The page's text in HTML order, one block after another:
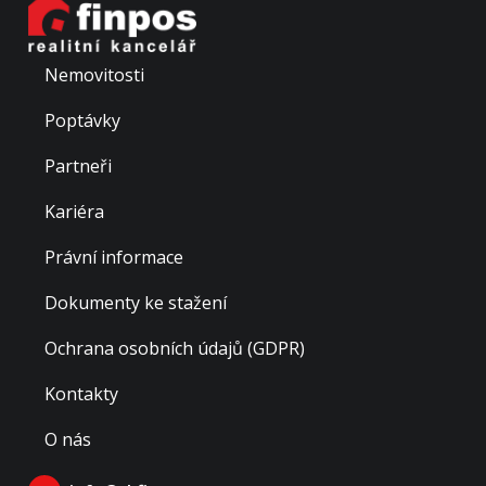
Nemovitosti
Poptávky
Partneři
Kariéra
Právní informace
Dokumenty ke stažení
Ochrana osobních údajů (GDPR)
Kontakty
O nás